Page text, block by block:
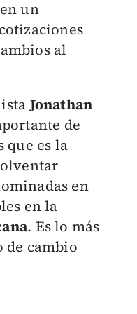
un
al
Jonathan
de
que es la
en
en la
. Es lo más
de cambio